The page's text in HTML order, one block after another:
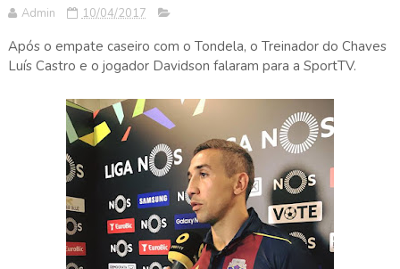
Admin 10/04/2017
Após o empate caseiro com o Tondela, o Treinador do Chaves
Luís Castro e o jogador Davidson falaram para a SportTV.